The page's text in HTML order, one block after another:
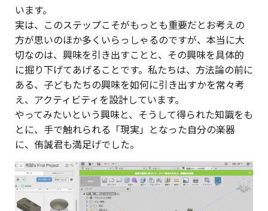
います。
実は、このステップこそがもっとも重要だとお考えの
方が思いのほか多くいらっしゃるのですが、本当に大
切なのは、興味を引き出すことと、その興味を具体的
に掘り下げてあげることです。私たちは、方法論の前に
ある、子どもたちの興味を如何に引き出すかを常々考
え、アクティビティを設計しています。
やってみたいという興味と、そうして得られた知識をも
とに、手で触れられる「現実」となった自分の楽器
に、侑誠君も満足げでした。